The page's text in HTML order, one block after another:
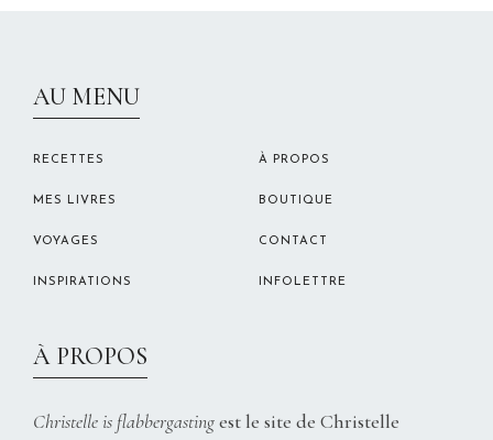
AU MENU
RECETTES
MES LIVRES
VOYAGES
INSPIRATIONS
À PROPOS
BOUTIQUE
CONTACT
INFOLETTRE
À PROPOS
Christelle is flabbergastingest le site de Christelle